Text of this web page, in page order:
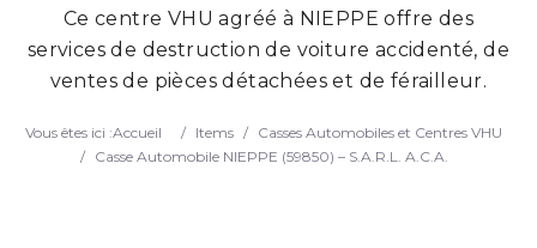
Ce centre VHU agréé à NIEPPE offre des
services de destruction de voiture accidenté, de
ventes de pièces détachées et de férailleur.
Vous êtes ici :Accueil / Items / Casses Automobiles et Centres VHU
/
Casse Automobile NIEPPE (59850) – S.A.R.L. A.C.A.